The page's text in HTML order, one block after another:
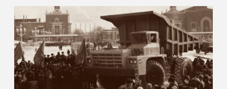
FAW экологиялық өзгерістердің сын-
қатерлеріне төтеп бере отырып, электрлік
және гибридті автомобильдерді белсенді
түрде зерттеп, дамыта бастады.